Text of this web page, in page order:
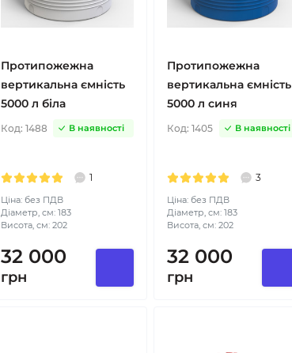
Протипожежна
вертикальна ємність
5000 л біла
Код: 1488 В наявності
1
Ціна: без ПДВ
Діаметр, см: 183
Висота, см: 202
32 000
грн
Протипожежна
вертикальна ємність
5000 л синя
Код: 1405 В наявності
3
Ціна: без ПДВ
Діаметр, см: 183
Висота, см: 202
32 000
грн